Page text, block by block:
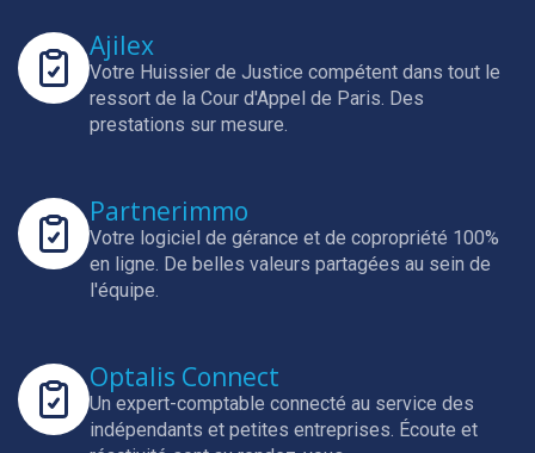
Ajilex
Votre Huissier de Justice compétent dans tout le
ressort de la Cour d'Appel de Paris. Des
prestations sur mesure.
Partnerimmo
Votre logiciel de gérance et de copropriété 100%
en ligne. De belles valeurs partagées au sein de
l'équipe.
Optalis Connect
Un expert-comptable connecté au service des
indépendants et petites entreprises. Écoute et